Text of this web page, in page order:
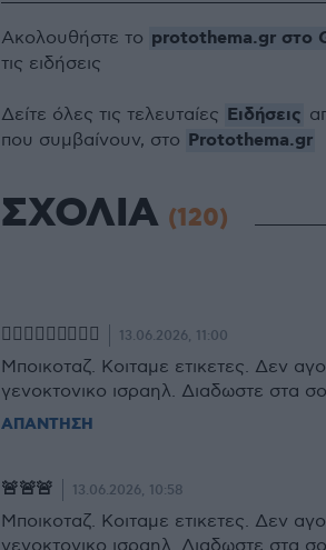
Ακολουθήστε το protothema.gr στο
τις ειδήσεις
Δείτε όλες τις τελευταίες Ειδήσεις
που συμβαίνουν, στο Protothema.gr
ΣΧΟΛΙΑ (120)
🏊🏼‍♂️🏊🏼‍♂️🏊🏼‍♂️ 13.06.2026, 11:00
Μποικοταζ. Κοιταμε ετικετες. Δεν
γενοκτονικο ισραηλ. Διαδωστε στα
ΑΠΑΝΤΗΣΗ
🚨🚨🚨 13.06.2026, 10:58
Μποικοταζ. Κοιταμε ετικετες. Δεν